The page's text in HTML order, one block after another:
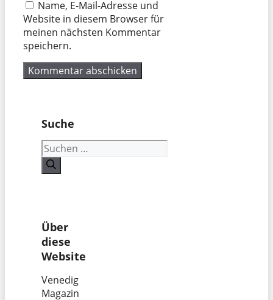
Name, E-Mail-Adresse und
Website in diesem Browser für
meinen nächsten Kommentar
speichern.
Suche
Suchen
nach:
Über
diese
Website
Venedig
Magazin